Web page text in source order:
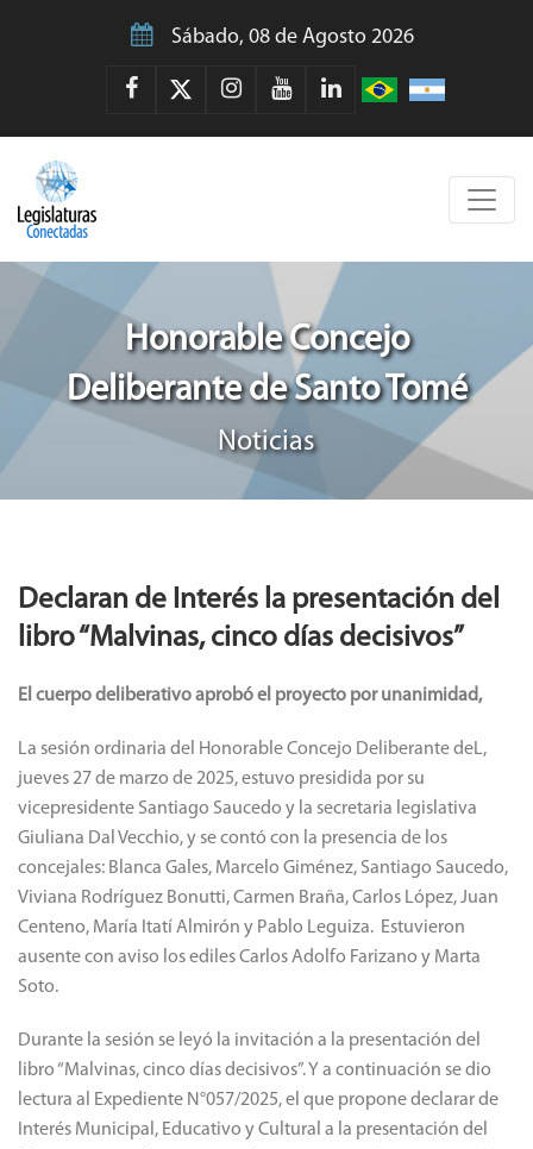
Sábado, 08 de Agosto 2026
Honorable Concejo
Deliberante de Santo Tomé
Noticias
Declaran de Interés la presentación del
libro “Malvinas, cinco días decisivos”
El cuerpo deliberativo aprobó el proyecto por unanimidad,
La sesión ordinaria del Honorable Concejo Deliberante deL,
jueves 27 de marzo de 2025, estuvo presidida por su
vicepresidente Santiago Saucedo y la secretaria legislativa
Giuliana Dal Vecchio, y se contó con la presencia de los
concejales: Blanca Gales, Marcelo Giménez, Santiago Saucedo,
Viviana Rodríguez Bonutti, Carmen Braña, Carlos López, Juan
Centeno, María Itatí Almirón y Pablo Leguiza. Estuvieron
ausente con aviso los ediles Carlos Adolfo Farizano y Marta
Soto.
Durante la sesión se leyó la invitación a la presentación del
libro “Malvinas, cinco días decisivos”. Y a continuación se dio
lectura al Expediente N°057/2025, el que propone declarar de
Interés Municipal, Educativo y Cultural a la presentación del